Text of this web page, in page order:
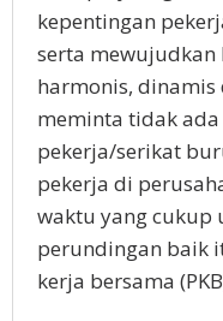
kepentingan
serta
harmonis, dinamis
meminta tidak
pekerja/serikat
pekerja di
waktu yang cukup
perundingan baik
kerja bersama